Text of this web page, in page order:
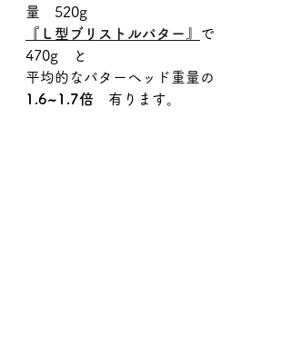
量　520g
『Ｌ型ブリストルパター』
で
470g　と
平均的なパターヘッド重量の
1.6~1.7倍 有ります。